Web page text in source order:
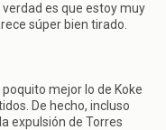
es que estoy muy
súper bien tirado.
mejor lo de Koke
De hecho, incluso
expulsión de Torres